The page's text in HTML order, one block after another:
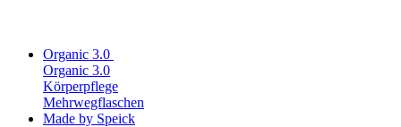
Organic 3.0
Organic 3.0
Körperpflege
Mehrwegflaschen
Made by Speick